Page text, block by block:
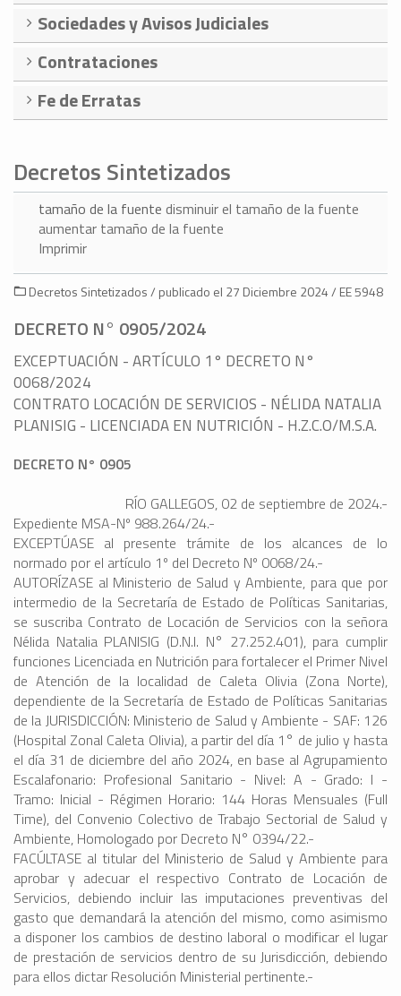
Sociedades y Avisos Judiciales
Contrataciones
Fe de Erratas
Decretos Sintetizados
tamaño de la fuente disminuir el tamaño de la fuente
aumentar tamaño de la fuente
Imprimir
Decretos Sintetizados / publicado el 27 Diciembre 2024 / EE 5948
DECRETO N° 0905/2024
EXCEPTUACIÓN - ARTÍCULO 1° DECRETO N°
0068/2024
CONTRATO LOCACIÓN DE SERVICIOS - NÉLIDA NATALIA
PLANISIG - LICENCIADA EN NUTRICIÓN - H.Z.C.O/M.S.A.
DECRETO N° 0905
RÍO GALLEGOS, 02 de septiembre de 2024.-
Expediente MSA-Nº 988.264/24.-
EXCEPTÚASE al presente trámite de los alcances de lo
normado por el artículo 1º del Decreto Nº 0068/24.-
AUTORÍZASE al Ministerio de Salud y Ambiente, para que por
intermedio de la Secretaría de Estado de Políticas Sanitarias,
se suscriba Contrato de Locación de Servicios con la señora
Nélida Natalia PLANISIG (D.N.I. N° 27.252.401), para cumplir
funciones Licenciada en Nutrición para fortalecer el Primer Nivel
de Atención de la localidad de Caleta Olivia (Zona Norte),
dependiente de la Secretaría de Estado de Políticas Sanitarias
de la JURISDICCIÓN: Ministerio de Salud y Ambiente - SAF: 126
(Hospital Zonal Caleta Olivia), a partir del día 1° de julio y hasta
el día 31 de diciembre del año 2024, en base al Agrupamiento
Escalafonario: Profesional Sanitario - Nivel: A - Grado: I -
Tramo: Inicial - Régimen Horario: 144 Horas Mensuales (Full
Time), del Convenio Colectivo de Trabajo Sectorial de Salud y
Ambiente, Homologado por Decreto N° 0394/22.-
FACÚLTASE al titular del Ministerio de Salud y Ambiente para
aprobar y adecuar el respectivo Contrato de Locación de
Servicios, debiendo incluir las imputaciones preventivas del
gasto que demandará la atención del mismo, como asimismo
a disponer los cambios de destino laboral o modificar el lugar
de prestación de servicios dentro de su Jurisdicción, debiendo
para ellos dictar Resolución Ministerial pertinente.-